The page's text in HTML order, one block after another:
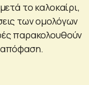
το καλοκαίρι,
των ομολόγων
παρακολουθούν
απόφαση.